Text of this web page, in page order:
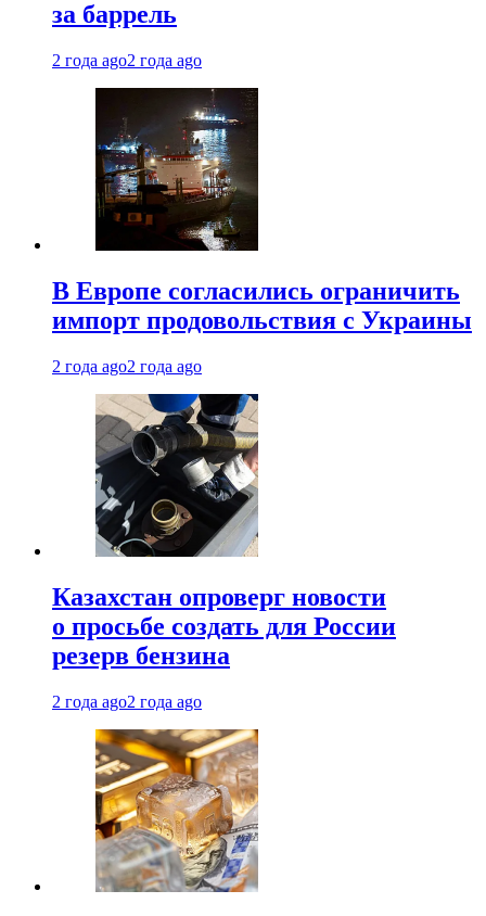
за баррель
2 года ago2 года ago
В Европе согласились ограничить
импорт продовольствия с Украины
2 года ago2 года ago
Казахстан опроверг новости
о просьбе создать для России
резерв бензина
2 года ago2 года ago